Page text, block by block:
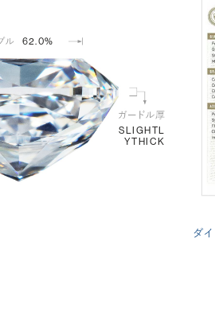
62.0%
SLIGHTL
YTHICK
ダ